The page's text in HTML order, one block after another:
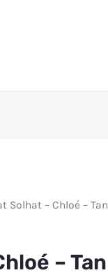
Solhat – Chloé – Tan
– Tan